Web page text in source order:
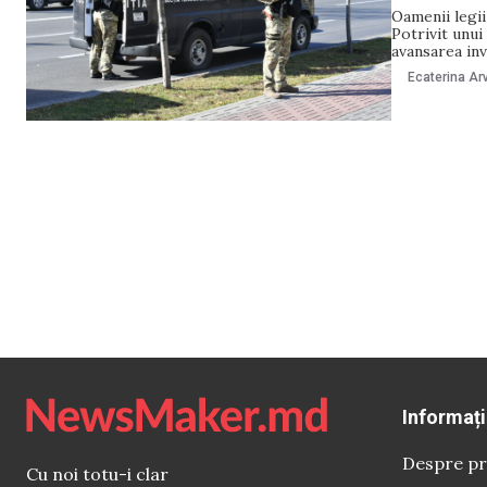
Oamenii
Potrivit unui
avansarea
mincinoasă
care în
Ecaterina
Cu noi totu-i clar Despre